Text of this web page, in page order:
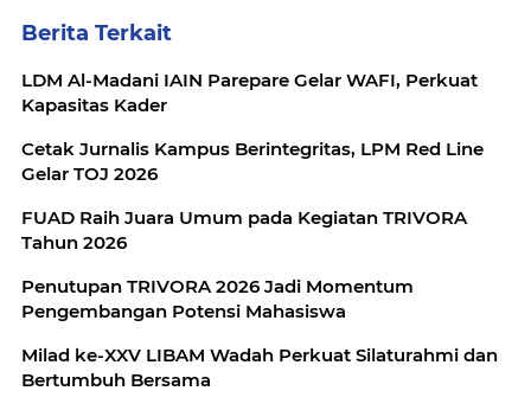
Berita Terkait
LDM Al-Madani IAIN Parepare Gelar WAFI, Perkuat
Kapasitas Kader
Cetak Jurnalis Kampus Berintegritas, LPM Red Line
Gelar TOJ 2026
FUAD Raih Juara Umum pada Kegiatan TRIVORA
Tahun 2026
Penutupan TRIVORA 2026 Jadi Momentum
Pengembangan Potensi Mahasiswa
Milad ke-XXV LIBAM Wadah Perkuat Silaturahmi dan
Bertumbuh Bersama